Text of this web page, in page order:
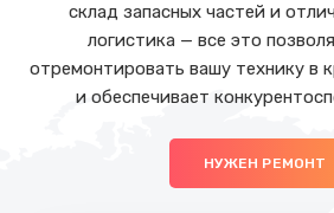
склад запасных частей и
логистика — все это
отремонтировать вашу технику в
и обеспечивает
НУЖЕН РЕМОНТ